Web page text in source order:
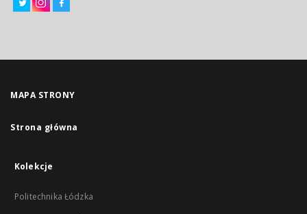
MAPA STRONY
Strona główna
Kolekcje
Politechnika Łódzka